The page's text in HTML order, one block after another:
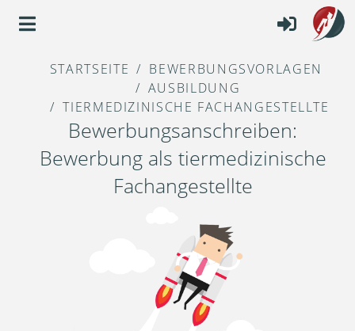
STARTSEITE
BEWERBUNGSVORLAGEN
AUSBILDUNG
TIERMEDIZINISCHE FACHANGESTELLTE
Bewerbungsanschreiben:
Bewerbung als tiermedizinische
Fachangestellte